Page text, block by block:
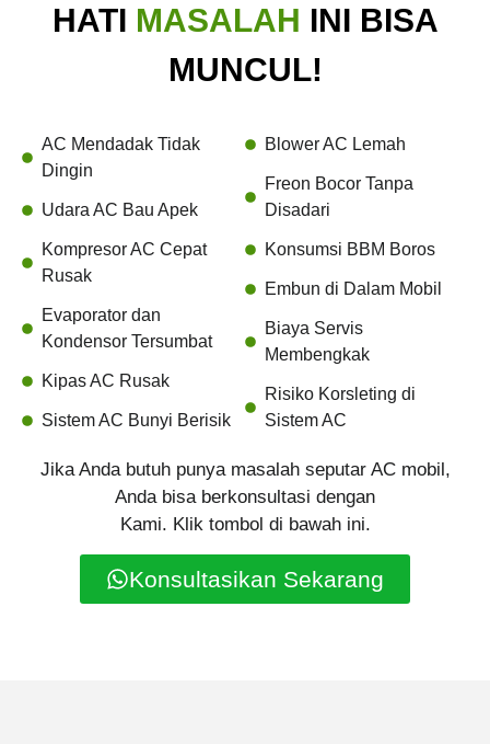
HATI MASALAH INI BISA
MUNCUL!
AC Mendadak Tidak
Dingin
Udara AC Bau Apek
Kompresor AC Cepat
Rusak
Evaporator dan
Kondensor Tersumbat
Kipas AC Rusak
Sistem AC Bunyi Berisik
Blower AC Lemah
Freon Bocor Tanpa
Disadari
Konsumsi BBM Boros
Embun di Dalam Mobil
Biaya Servis
Membengkak
Risiko Korsleting di
Sistem AC
Jika Anda butuh punya masalah seputar AC mobil,
Anda bisa berkonsultasi dengan
Kami. Klik tombol di bawah ini.
Konsultasikan Sekarang